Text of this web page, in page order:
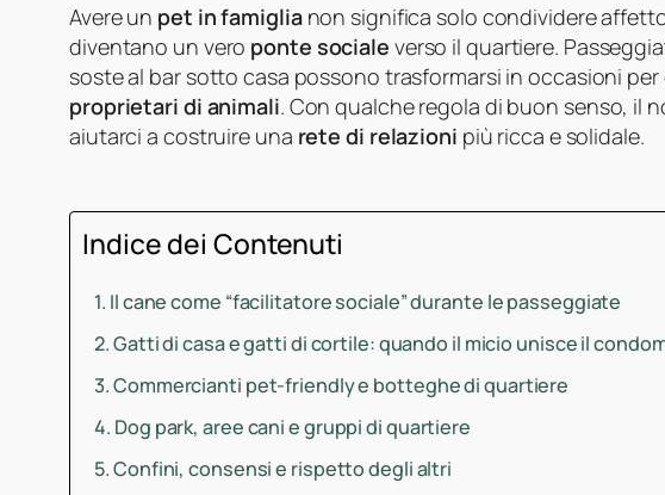
Avere un pet in famiglianon significa solo condividere
diventano un vero ponte sociale verso il quartiere.
soste al bar sotto casa possono trasformarsi in occasioni
proprietari di animali. Con qualche regola di buon senso, il
aiutarci a costruire una rete di relazioni più ricca e solidale.
Indice dei Contenuti
Il cane come “facilitatore sociale” durante le passeggiate
Gatti di casa e gatti di cortile: quando il micio unisce il
Commercianti pet-friendly e botteghe di quartiere
Dog park, aree cani e gruppi di quartiere
Confini, consensi e rispetto degli altri